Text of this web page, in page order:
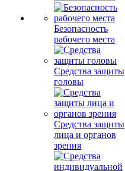
Безопасность
рабочего места
Средства защиты
головы
Средства защиты
лица и органов
зрения